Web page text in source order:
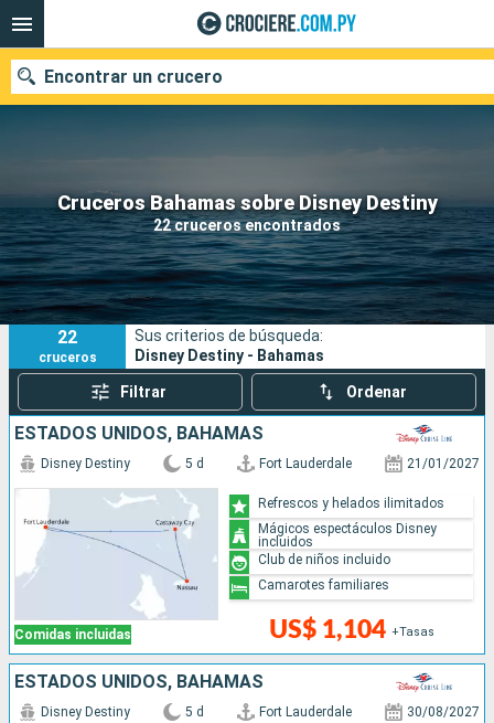
Cruceros Bahamas sobre Disney Destiny
22 cruceros encontrados
Encontrar un crucero
Nuestros destinos
Fecha de salida
Puertos Compañías
Buscar
22
cruceros
Sus criterios de búsqueda:
Disney Destiny - Bahamas
Filtrar Ordenar
ESTADOS UNIDOS, BAHAMAS
Comidas incluidas
Disney Destiny 5 d Fort Lauderdale 21/01/2027
US$ 1,104 +Tasas
Refrescos y helados ilimitados
Mágicos espectáculos Disney
incluidos
Club de niños incluido
Camarotes familiares
ESTADOS UNIDOS, BAHAMAS
Disney Destiny 5 d Fort Lauderdale 30/08/2027